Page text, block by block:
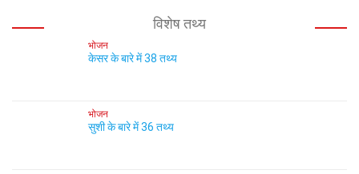
विशेष तथ्य
भोजन
केसर के बारे में 38 तथ्य
भोजन
सुशी के बारे में 36 तथ्य